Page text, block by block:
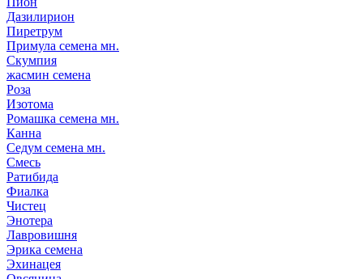
Дазилирион
Пиретрум
Примула семена мн.
Скумпия
жасмин семена
Роза
Изотома
Ромашка семена мн.
Канна
Седум семена мн.
Смесь
Ратибида
Фиалка
Чистец
Энотера
Лавровишня
Эрика семена
Эхинацея